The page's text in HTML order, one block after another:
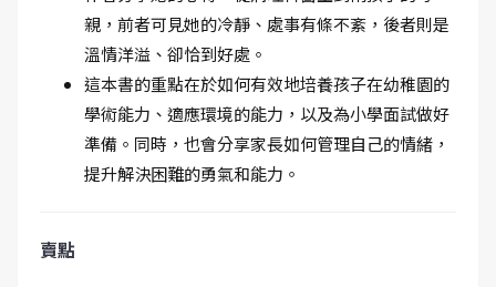
親，前者可見她的冷靜、處事有條不紊，後者則是
溫情洋溢、卻恰到好處。
這本書的重點在於如何有效地培養孩子在幼稚園的
學術能力、適應環境的能力，以及為小學面試做好
準備。同時，也會分享家長如何管理自己的情緒，
提升解決困難的勇氣和能力。
賣點